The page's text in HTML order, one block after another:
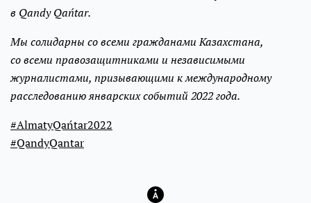
в Qandy Qańtar.
Мы солидарны со всеми гражданами Казахстана,
со всеми правозащитниками и независимыми
журналистами, призывающими к международному
расследованию январских событий 2022 года.
#AlmatyQańtar2022
#QandyQantar